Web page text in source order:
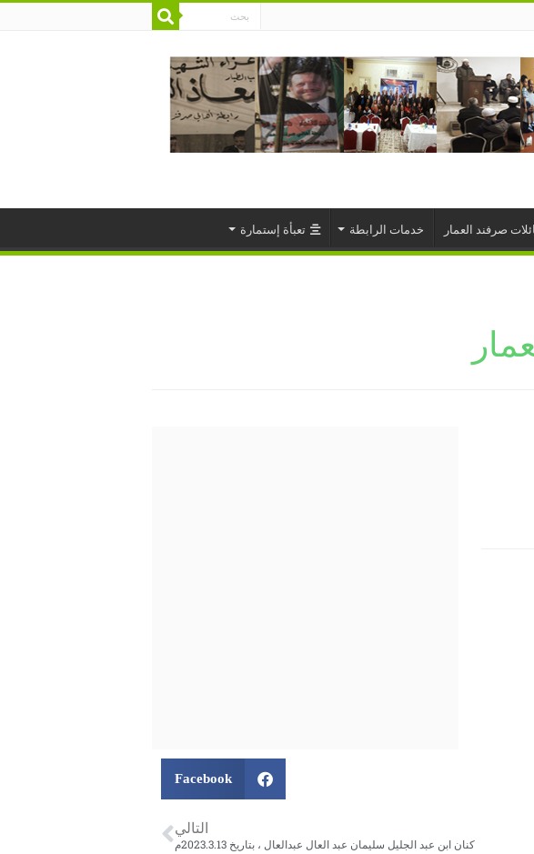
صرفند العمار خدمات الرابطة تعبأة إستمارة
Facebook
التالي
كنان ابن عبد الجليل سليمان عبد العال عبدالعال ، بتاريخ 2023.3.13م